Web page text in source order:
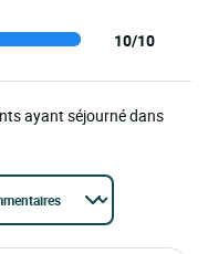
10/10
ayant séjourné dans